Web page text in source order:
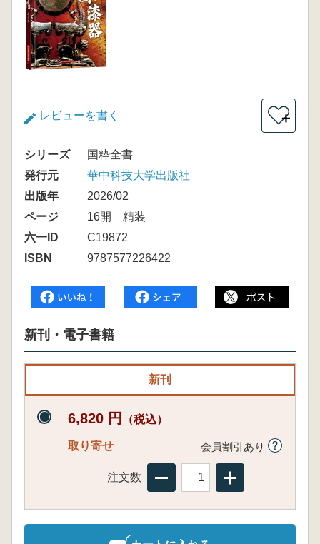
レビューを書く ＋
シリーズ
国粋全書
発行元
華中科技大学出版社
出版年
2026/02
ページ
16開 精装
六一ID
C19872
ISBN
9787577226422
新刊・電子書籍
新刊
6,820 円 （税込）
取り寄せ 会員割引あり
注文数